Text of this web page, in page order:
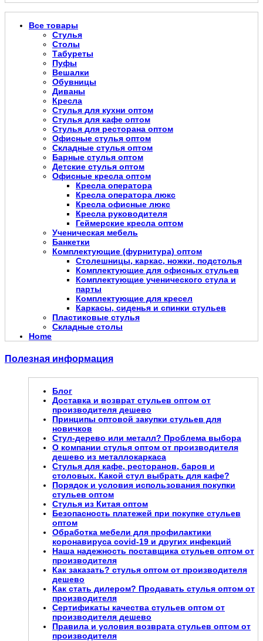
Все товары
Стулья
Столы
Табуреты
Пуфы
Вешалки
Обувницы
Диваны
Кресла
Стулья для кухни оптом
Стулья для кафе оптом
Стулья для ресторана оптом
Офисные стулья оптом
Складные стулья оптом
Барные стулья оптом
Детские стулья оптом
Офисные кресла оптом
Кресла оператора
Кресла оператора люкс
Кресла офисные люкс
Кресла руководителя
Геймерские кресла оптом
Ученическая мебель
Банкетки
Комплектующие (фурнитура) оптом
Столешницы, каркас, ножки, подстолья
Комплектующие для офисных стульев
Комплектующие ученического стула и
парты
Комплектующие для кресел
Каркасы, сиденья и спинки стульев
Пластиковые стулья
Складные столы
Home
Полезная информация
Блог
Доставка и возврат стульев оптом от
производителя дешево
Принципы оптовой закупки стульев для
новичков
Стул-дерево или металл? Проблема выбора
О компании стулья оптом от производителя
дешево из металлокаркаса
Стулья для кафе, ресторанов, баров и
столовых. Какой стул выбрать для кафе?
Порядок и условия использования покупки
стульев оптом
Стулья из Китая оптом
Безопасность платежей при покупке стульев
оптом
Обработка мебели для профилактики
коронавируса covid-19 и других инфекций
Наша надежность поставщика стульев оптом от
производителя
Как заказать? стулья оптом от производителя
дешево
Как стать дилером? Продавать стулья оптом от
производителя
Сертификаты качества стульев оптом от
производителя дешево
Правила и условия возврата стульев оптом от
производителя